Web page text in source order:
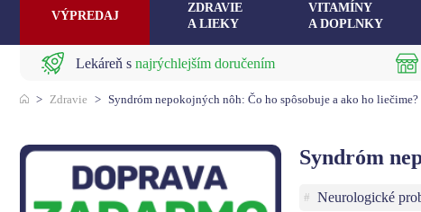
VÝPREDAJ
ZDRAVIE
A LIEKY
VITAMÍNY
A DOPLNKY
Lekáreň snajrýchlejším doručením
> Zdravie > Syndróm nepokojných nôh: Čo ho spôsobuje a ako ho liečime?
Syndróm
Neurologické